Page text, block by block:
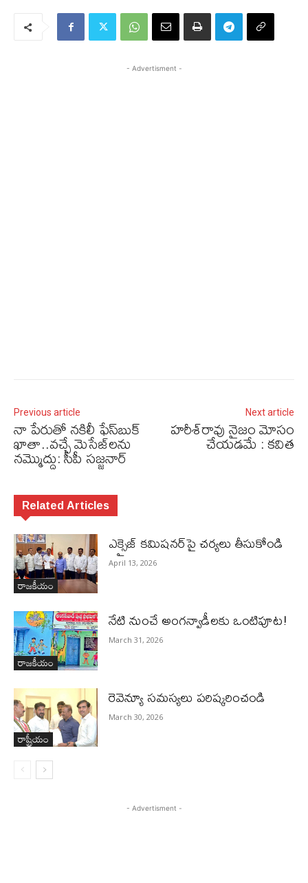
- Advertisment -
Previous article
నా పేరుతో నకిలీ ఫేస్‌బుక్
ఖాతా..వచ్చే మెసేజ్‌లను
నమ్మొద్దు: సీపీ సజ్జనార్‌
Next article
హరీశ్‌రావు నైజం మోసం
చేయడమే : కవిత
Related Articles
రాజకీయం
ఎక్సైజ్ క‌మిష‌న‌ర్‌పై చ‌ర్య‌లు తీసుకోండి
April 13, 2026
రాజకీయం
నేటి నుంచే అంగన్వాడీల‌కు ఒంటిపూట!
March 31, 2026
రాష్ట్రీయం
రెవెన్యూ సమస్యలు ప‌రిష్క‌రించండి
March 30, 2026
- Advertisment -